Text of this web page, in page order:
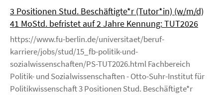
3 Positionen Stud. Beschäftigte*r (Tutor*in) (w/m/d)
41 MoStd. befristet auf 2 Jahre Kennung: TUT2026
https://www.fu-berlin.de/universitaet/beruf-
karriere/jobs/stud/15_fb-politik-und-
sozialwissenschaften/PS-TUT2026.html Fachbereich
Politik- und Sozialwissenschaften - Otto-Suhr-Institut für
Politikwissenschaft 3 Positionen Stud. Beschäftigte*r